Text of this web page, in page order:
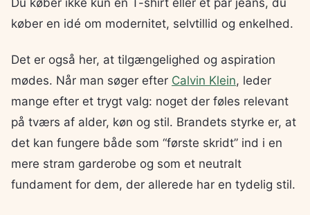
Du køber ikke kun en T-shirt eller et par jeans, du
køber en idé om modernitet, selvtillid og enkelhed.
Det er også her, at tilgængelighed og aspiration
mødes. Når man søger efter Calvin Klein, leder
mange efter et trygt valg: noget der føles relevant
på tværs af alder, køn og stil. Brandets styrke er, at
det kan fungere både som “første skridt” ind i en
mere stram garderobe og som et neutralt
fundament for dem, der allerede har en tydelig stil.